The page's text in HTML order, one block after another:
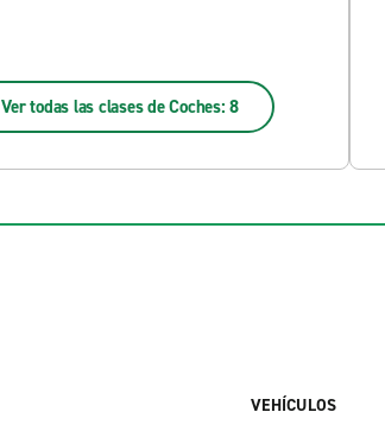
Ver todas las clases de Coches: 8
VEHÍCULOS